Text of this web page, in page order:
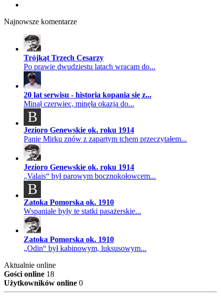
Najnowsze komentarze
Trójkąt Trzech Cesarzy
Po prawie dwudziestu latach wracam do...
20 lat serwisu - historia kopania się z...
Minął czerwiec, minęła okazja do...
B
Jezioro Genewskie ok. roku 1914
Panie Mirku znów z zapartym tchem przeczytałem...
Jezioro Genewskie ok. roku 1914
„Valais“ był parowym bocznokołowcem...
B
Zatoka Pomorska ok. 1910
Wspaniałe były te statki pasażerskie...
Zatoka Pomorska ok. 1910
„Odin“ był kabinowym, luksusowym...
Aktualnie online
Gości online 18
Użytkowników online 0